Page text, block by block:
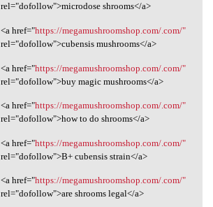
rel="dofollow">microdose shrooms</a>
<a href="https://megamushroomshop.com/.com/"
rel="dofollow">cubensis mushrooms</a>
<a href="https://megamushroomshop.com/.com/"
rel="dofollow">buy magic mushrooms</a>
<a href="https://megamushroomshop.com/.com/"
rel="dofollow">how to do shrooms</a>
<a href="https://megamushroomshop.com/.com/"
rel="dofollow">B+ cubensis strain</a>
<a href="https://megamushroomshop.com/.com/"
rel="dofollow">are shrooms legal</a>